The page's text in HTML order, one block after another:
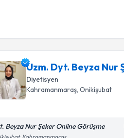
Uzm. Dyt. Beyza Nur
Diyetisyen
Kahramanmaraş, Onikişubat
Beyza Nur Şeker Online Görüşme